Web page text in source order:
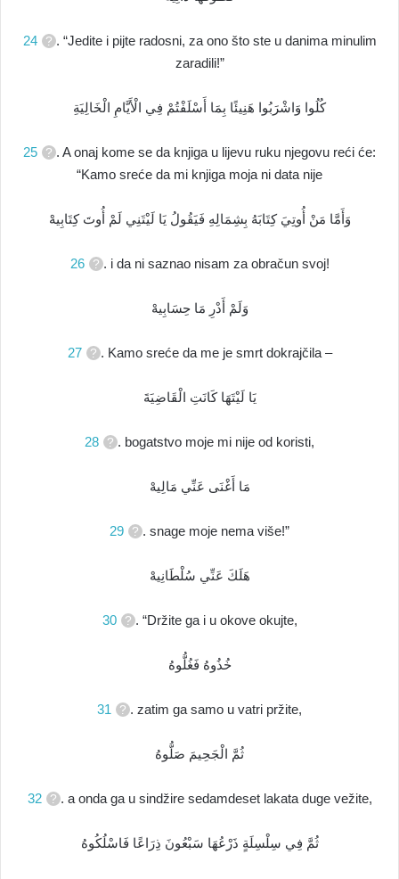
24
. “Jedite i pijte radosni, za ono što ste u danima minulim
zaradili!”
كُلُوا وَاشْرَبُوا هَنِيئًا بِمَا أَسْلَفْتُمْ فِي الْأَيَّامِ الْخَالِيَةِ
25
. A onaj kome se da knjiga u lijevu ruku njegovu reći će:
“Kamo sreće da mi knjiga moja ni data nije
وَأَمَّا مَنْ أُوتِيَ كِتَابَهُ بِشِمَالِهِ فَيَقُولُ يَا لَيْتَنِي لَمْ أُوتَ كِتَابِيهْ
26 . i da ni saznao nisam za obračun svoj!
وَلَمْ أَدْرِ مَا حِسَابِيهْ
27 . Kamo sreće da me je smrt dokrajčila –
يَا لَيْتَهَا كَانَتِ الْقَاضِيَةَ
28 . bogatstvo moje mi nije od koristi,
مَا أَغْنَى عَنِّي مَالِيهْ
29 . snage moje nema više!”
هَلَكَ عَنِّي سُلْطَانِيهْ
30 . “Držite ga i u okove okujte,
خُذُوهُ فَغُلُّوهُ
31 . zatim ga samo u vatri pržite,
ثُمَّ الْجَحِيمَ صَلُّوهُ
32 . a onda ga u sindžire sedamdeset lakata duge vežite,
ثُمَّ فِي سِلْسِلَةٍ ذَرْعُهَا سَبْعُونَ ذِرَاعًا فَاسْلُكُوهُ